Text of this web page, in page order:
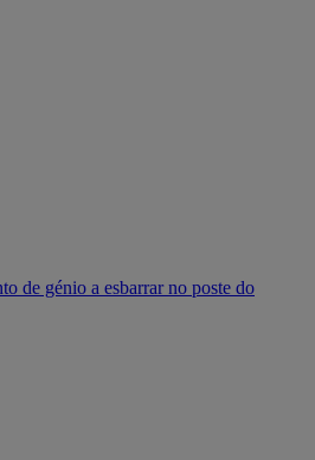
de génio a esbarrar no poste do